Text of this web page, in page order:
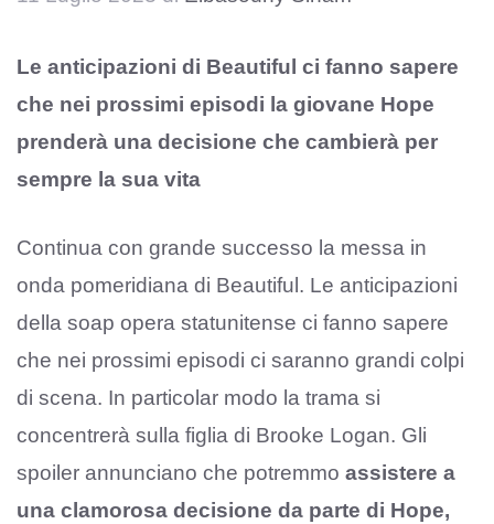
Le anticipazioni di Beautiful ci fanno sapere
che nei prossimi episodi la giovane Hope
prenderà una decisione che cambierà per
sempre la sua vita
Continua con grande successo la messa in
onda pomeridiana di Beautiful. Le anticipazioni
della soap opera statunitense ci fanno sapere
che nei prossimi episodi ci saranno grandi colpi
di scena. In particolar modo la trama si
concentrerà sulla figlia di Brooke Logan. Gli
spoiler annunciano che potremmo assistere a
una clamorosa decisione da parte di Hope,